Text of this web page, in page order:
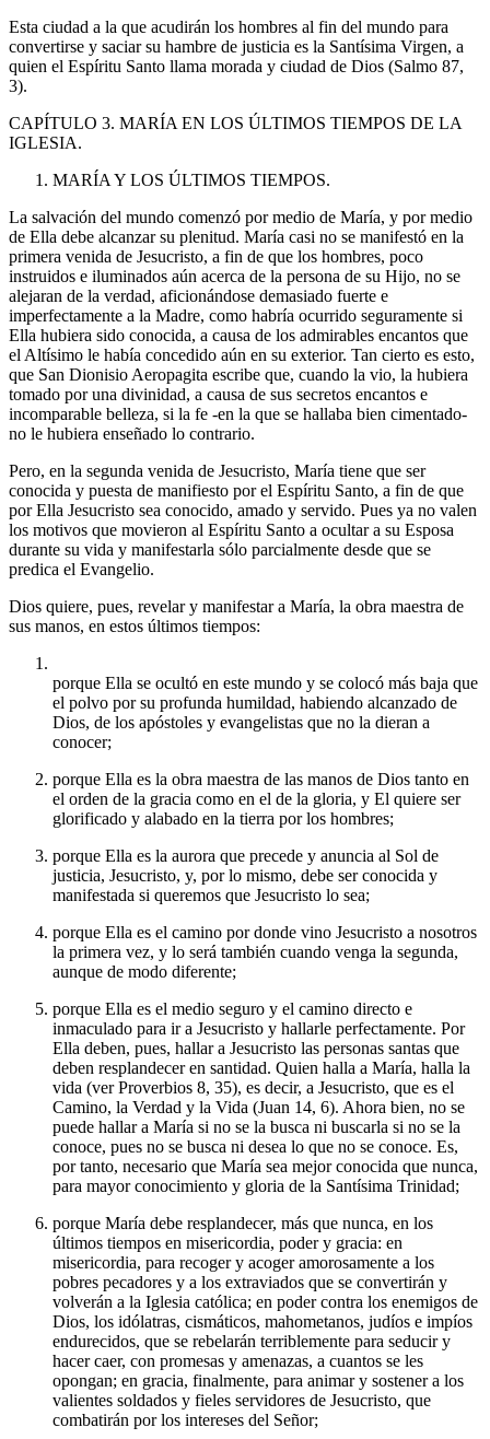
Esta ciudad a la que acudirán los hombres al fin del mundo para
convertirse y saciar su hambre de justicia es la Santísima Virgen, a
quien el Espíritu Santo llama morada y ciudad de Dios (Salmo 87,
3).
CAPÍTULO 3. MARÍA EN LOS ÚLTIMOS TIEMPOS DE LA
IGLESIA.
MARÍA Y LOS ÚLTIMOS TIEMPOS.
La salvación del mundo comenzó por medio de María, y por medio
de Ella debe alcanzar su plenitud. María casi no se manifestó en la
primera venida de Jesucristo, a fin de que los hombres, poco
instruidos e iluminados aún acerca de la persona de su Hijo, no se
alejaran de la verdad, aficionándose demasiado fuerte e
imperfectamente a la Madre, como habría ocurrido seguramente si
Ella hubiera sido conocida, a causa de los admirables encantos que
el Altísimo le había concedido aún en su exterior. Tan cierto es esto,
que San Dionisio Aeropagita escribe que, cuando la vio, la hubiera
tomado por una divinidad, a causa de sus secretos encantos e
incomparable belleza, si la fe -en la que se hallaba bien cimentado-
no le hubiera enseñado lo contrario.
Pero, en la segunda venida de Jesucristo, María tiene que ser
conocida y puesta de manifiesto por el Espíritu Santo, a fin de que
por Ella Jesucristo sea conocido, amado y servido. Pues ya no valen
los motivos que movieron al Espíritu Santo a ocultar a su Esposa
durante su vida y manifestarla sólo parcialmente desde que se
predica el Evangelio.
Dios quiere, pues, revelar y manifestar a María, la obra maestra de
sus manos, en estos últimos tiempos:
porque Ella se ocultó en este mundo y se colocó más baja que
el polvo por su profunda humildad, habiendo alcanzado de
Dios, de los apóstoles y evangelistas que no la dieran a
conocer;
porque Ella es la obra maestra de las manos de Dios tanto en
el orden de la gracia como en el de la gloria, y El quiere ser
glorificado y alabado en la tierra por los hombres;
porque Ella es la aurora que precede y anuncia al Sol de
justicia, Jesucristo, y, por lo mismo, debe ser conocida y
manifestada si queremos que Jesucristo lo sea;
porque Ella es el camino por donde vino Jesucristo a nosotros
la primera vez, y lo será también cuando venga la segunda,
aunque de modo diferente;
porque Ella es el medio seguro y el camino directo e
inmaculado para ir a Jesucristo y hallarle perfectamente. Por
Ella deben, pues, hallar a Jesucristo las personas santas que
deben resplandecer en santidad. Quien halla a María, halla la
vida (ver Proverbios 8, 35), es decir, a Jesucristo, que es el
Camino, la Verdad y la Vida (Juan 14, 6). Ahora bien, no se
puede hallar a María si no se la busca ni buscarla si no se la
conoce, pues no se busca ni desea lo que no se conoce. Es,
por tanto, necesario que María sea mejor conocida que nunca,
para mayor conocimiento y gloria de la Santísima Trinidad;
porque María debe resplandecer, más que nunca, en los
últimos tiempos en misericordia, poder y gracia: en
misericordia, para recoger y acoger amorosamente a los
pobres pecadores y a los extraviados que se convertirán y
volverán a la Iglesia católica; en poder contra los enemigos de
Dios, los idólatras, cismáticos, mahometanos, judíos e impíos
endurecidos, que se rebelarán terriblemente para seducir y
hacer caer, con promesas y amenazas, a cuantos se les
opongan; en gracia, finalmente, para animar y sostener a los
valientes soldados y fieles servidores de Jesucristo, que
combatirán por los intereses del Señor;